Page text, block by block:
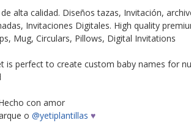
alta calidad. Diseños tazas, Invitación,
Invitaciones Digitales. High quality
Mug, Circulars, Pillows, Digital Invitations
is perfect to create custom baby names for
con amor
o @yetiplantillas ♥